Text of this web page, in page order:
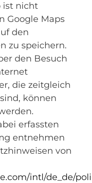
ist nicht
Google Maps
den
zu speichern.
den Besuch
die zeitgleich
können
erfassten
entnehmen
von
intl/de_de/